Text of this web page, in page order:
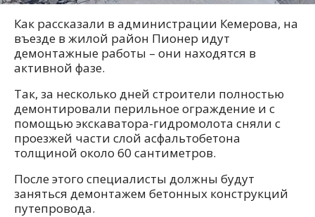
Как рассказали в администрации Кемерова, на
въезде в жилой район Пионер идут
демонтажные работы – они находятся в
активной фазе.
Так, за несколько дней строители полностью
демонтировали перильное ограждение и с
помощью экскаватора-гидромолота сняли с
проезжей части слой асфальтобетона
толщиной около 60 сантиметров.
После этого специалисты должны будут
заняться демонтажем бетонных конструкций
путепровода.